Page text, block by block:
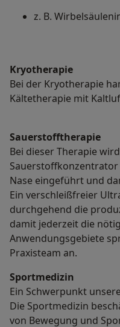
z. B.
Kryotherapie
Bei der Kryotherapie
Kältetherapie mit
Sauerstofftherapie
Bei dieser Therapie
Nase eingeführt und
Ein verschleißfreier
durchgehend die
damit jederzeit die
Anwendungsgebiete
Praxisteam an.
Sportmedizin
Ein Schwerpunkt
Die Sportmedizin
von Bewegung und